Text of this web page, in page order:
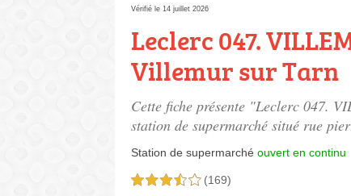
Vérifié le 14 juillet 2026
Leclerc 047.
Villemur sur Tarn
Cette fiche présente "Leclerc 047.
station de supermarché situé rue
Station de supermarché ouvert en continu
3,5 étoiles sur 5 (169)